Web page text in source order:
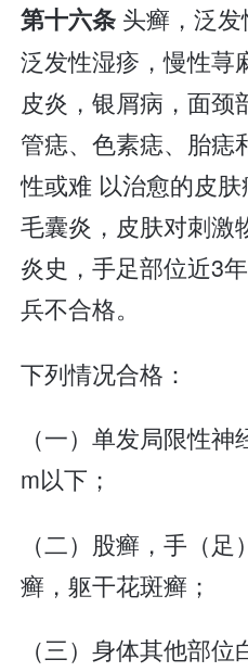
第十六条 头癣，泛
泛发性湿疹，慢性荨
皮炎，银屑病，面颈
管痣、色素痣、胎痣
性或难 以治愈的皮
毛囊炎，皮肤对刺激
炎史，手足部位近3
兵不合格。
下列情况合格：
（一）单发局限性
m以下；
（二）股癣，手（足
癣，躯干花斑癣；
（三）身体其他部